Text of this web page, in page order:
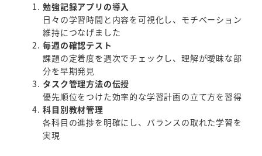
勉強記録アプリの導入
日々の学習時間と内容を可視化し、モチベーション
維持につなげました
毎週の確認テスト
課題の定着度を週次でチェックし、理解が曖昧な部
分を早期発見
タスク管理方法の伝授
優先順位をつけた効率的な学習計画の立て方を習得
科目別教材管理
各科目の進捗を明確にし、バランスの取れた学習を
実現